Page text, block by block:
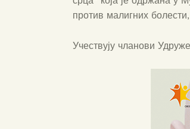
против малигних болести,
Учествују чланови